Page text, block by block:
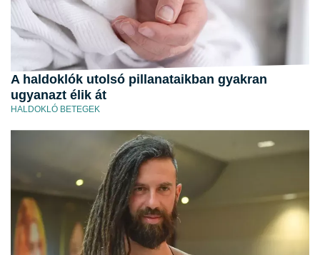
A haldoklók utolsó pillanataikban gyakran
ugyanazt élik át
HALDOKLÓ BETEGEK